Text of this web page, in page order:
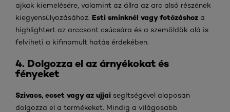
ajkak kiemelésére, valamint az állra az arc alsó részének
kiegyensúlyozásához. Esti sminknél vagy fotózáshoz a
highlightert az arccsont csúcsára és a szemöldök alá is
felviheti a kifinomult hatás érdekében.
4. Dolgozza el az árnyékokat és
fényeket
Szivacs, ecset vagy az ujjai segítségével alaposan
dolgozza el a termékeket. Mindig a világosabb